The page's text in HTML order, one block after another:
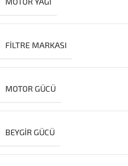
FILTRE MARKASI
MOTOR GÜCÜ
BEYGIR GÜCÜ